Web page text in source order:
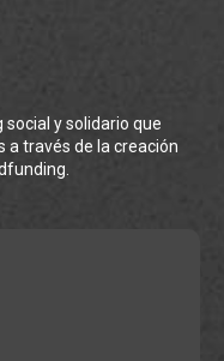
y solidario que
a través de la creación